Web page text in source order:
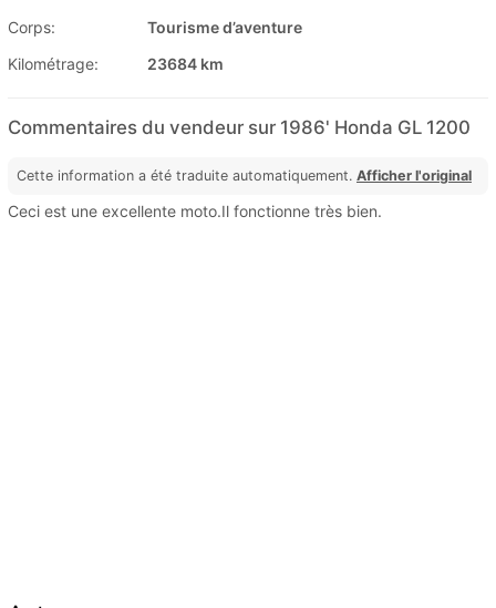
Corps:
Tourisme d’aventure
Kilométrage:
23684 km
Commentaires du vendeur sur 1986' Honda GL 1200
Cette information a été traduite automatiquement. Afficher l'original
Ceci est une excellente moto.Il fonctionne très bien.